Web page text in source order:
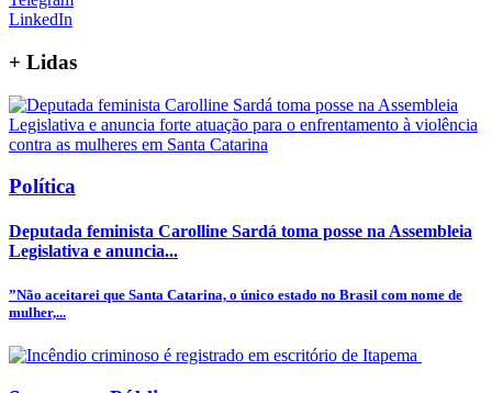
LinkedIn
+ Lidas
Política
Deputada feminista Carolline Sardá toma posse na Assembleia
Legislativa e anuncia...
”Não aceitarei que Santa Catarina, o único estado no Brasil com nome de
mulher,...